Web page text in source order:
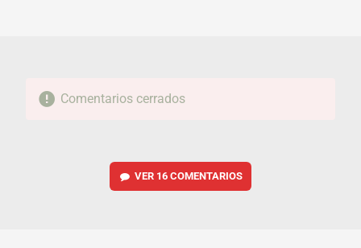
Comentarios cerrados
VER 16 COMENTARIOS